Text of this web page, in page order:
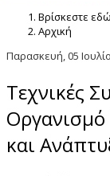
Βρίσκεστε
Αρχική
Παρασκευή, 05
Τεχνικές
Οργανισμό
και